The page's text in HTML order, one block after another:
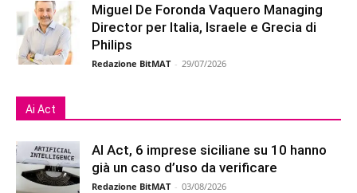
Miguel De Foronda Vaquero Managing
Director per Italia, Israele e Grecia di
Philips
Redazione BitMAT - 29/07/2026
Ai Act
AI Act, 6 imprese siciliane su 10 hanno
già un caso d’uso da verificare
Redazione BitMAT - 03/08/2026